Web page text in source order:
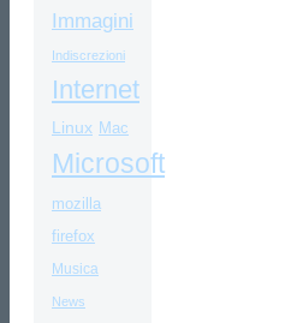
Immagini
Indiscrezioni
Internet
Linux Mac
Microsoft
mozilla
firefox
Musica
News